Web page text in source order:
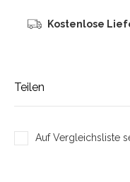
Kostenlose
Teilen
Auf Vergleichsliste